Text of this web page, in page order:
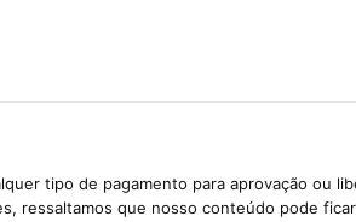
tipo de pagamento para aprovação ou
ressaltamos que nosso conteúdo pode